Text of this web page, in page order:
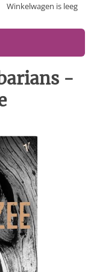
Winkelwagen is leeg
-